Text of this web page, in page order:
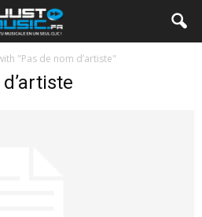
"Pas de nom d’artiste"